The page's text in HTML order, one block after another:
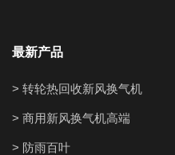
最新产品
> 转轮热回收新风换气机
> 商用新风换气机高端
> 防雨百叶